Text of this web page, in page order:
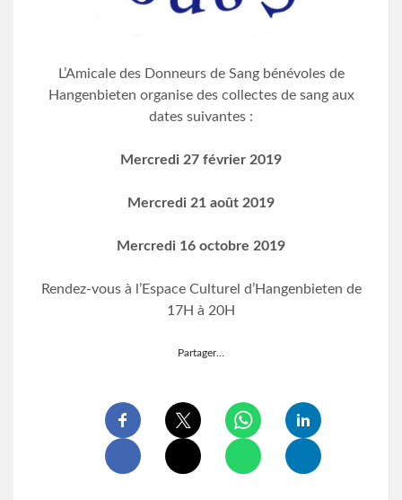
L’Amicale des Donneurs de Sang bénévoles de
Hangenbieten organise des collectes de sang aux
dates suivantes :
Mercredi 27 février 2019
Mercredi 21 août 2019
Mercredi 16 octobre 2019
Rendez-vous à l’Espace Culturel d’Hangenbieten de
17H à 20H
Partager…